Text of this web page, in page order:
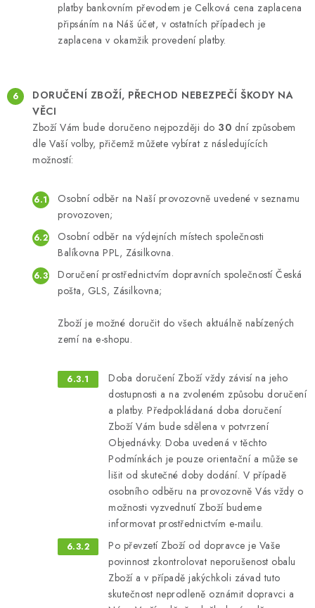
platby bankovním převodem je Celková cena zaplacena
připsáním na Náš účet, v ostatních případech je
zaplacena v okamžik provedení platby.
DORUČENÍ ZBOŽÍ, PŘECHOD NEBEZPEČÍ ŠKODY NA
VĚCI
Zboží Vám bude doručeno nejpozději do 30 dní způsobem
dle Vaší volby, přičemž můžete vybírat z následujících
možností:
Osobní odběr na Naší provozovně uvedené v seznamu
provozoven;
Osobní odběr na výdejních místech společnosti
Balíkovna PPL, Zásilkovna.
Doručení prostřednictvím dopravních společností Česká
pošta, GLS, Zásilkovna;
Zboží je možné doručit do všech aktuálně nabízených
zemí na e-shopu.
Doba doručení Zboží vždy závisí na jeho
dostupnosti a na zvoleném způsobu doručení
a platby. Předpokládaná doba doručení
Zboží Vám bude sdělena v potvrzení
Objednávky. Doba uvedená v těchto
Podmínkách je pouze orientační a může se
lišit od skutečné doby dodání. V případě
osobního odběru na provozovně Vás vždy o
možnosti vyzvednutí Zboží budeme
informovat prostřednictvím e-mailu.
Po převzetí Zboží od dopravce je Vaše
povinnost zkontrolovat neporušenost obalu
Zboží a v případě jakýchkoli závad tuto
skutečnost neprodleně oznámit dopravci a